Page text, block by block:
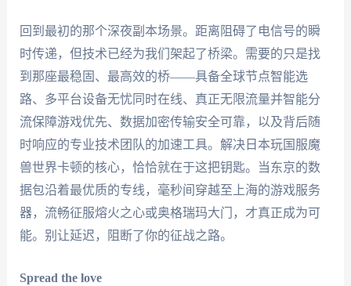
回到最初的那个深夜副本场景。距离阻碍了电信号的瞬
时传递，但技术已经为我们架起了桥梁。需要的只是找
到那座最稳固、最高效的桥——具备全球节点智能选
路、多平台设备无忧同时在线、真正无限流量并智能分
流保障游戏优先、数据加密传输安全可靠，以及背后随
时响应的专业技术团队的加速工具。解决日本玩国服魔
兽世界卡顿的核心，恰恰就在于这把钥匙。当东京的数
据包沿着最优质的专线，毫秒间穿越至上海的游戏服务
器，流畅征服熔火之心或奥格瑞玛大门，才真正成为可
能。别让延迟，阻断了你的征战之路。
Spread the love